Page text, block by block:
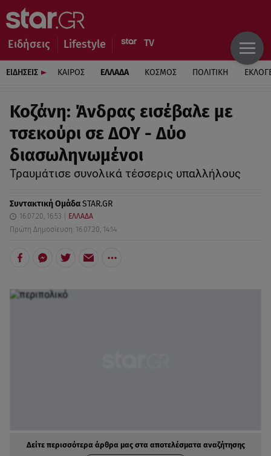
Ειδήσεις Lifestyle
ΕΙΔΗΣΕΙΣ ΚΑΙΡΟΣ ΕΛΛΑΔΑ ΚΟΣΜΟΣ ΠΟΛΙΤΙΚΗ
Κοζάνη: Άνδρας εισέβαλε με
τσεκούρι σε ΔΟΥ - Δύο
διασωληνωμένοι
Τραυμάτισε συνολικά τέσσερις υπαλλήλους
Συντακτική ΟμάδαSTAR.GR
16.07.20, 16:53
ΕΛΛΑΔΑ
Πρώτη Δημοσίευση: 16.07.20, 14:14
Δείτε περισσότερα άρθρα μας στα αποτελέσματα αναζήτησης